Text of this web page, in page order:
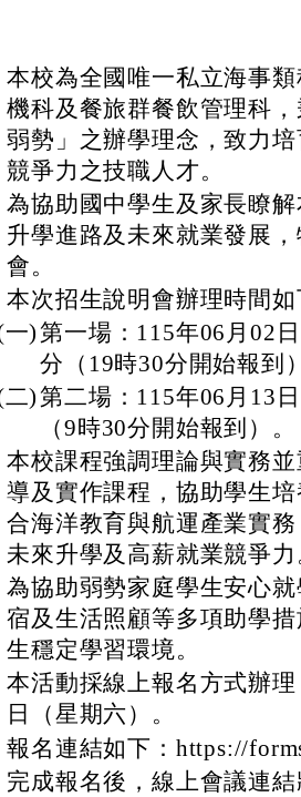
本校為全國唯一私立海事
機科及餐旅群餐飲管理科
弱勢」之辦學理念，致力
競爭力之技職人才。
為協助國中學生及家長瞭
升學進路及未來就業發展
會。
本次招生說明會辦理時間如
一)第一場：115年06月02
分（19時30分開始報到
二)第二場：115年06月13
（9時30分開始報到）。
本校課程強調理論與實務
導及實作課程，協助學生
合海洋教育與航運產業實
未來升學及高薪就業競爭力
為協助弱勢家庭學生安心
宿及生活照顧等多項助學
生穩定學習環境。
本活動採線上報名方式辦
日（星期六）。
報名連結如下：https://
完成報名後，線上會議連